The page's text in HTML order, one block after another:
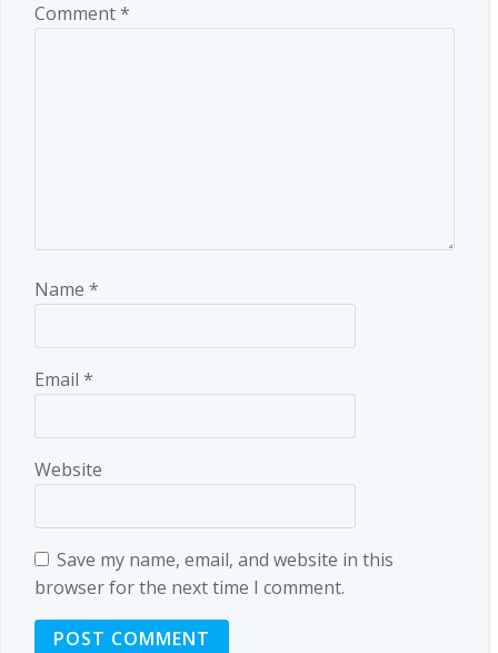
Comment*
Name *
Email *
Website
Save my name, email, and website in this
browser for the next time I comment.